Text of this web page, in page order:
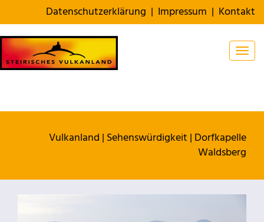
Datenschutzerklärung | Impressum | Kontakt
Vulkanland | Sehenswürdigkeit | Dorfkapelle
Waldsberg